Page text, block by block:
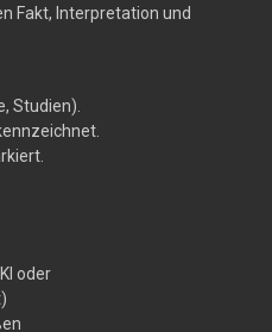
Fakt, Interpretation und
Studien).
oder